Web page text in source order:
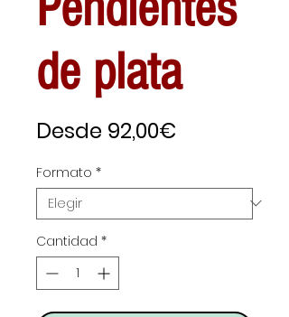
de plata
Desde 92,00€
oferta
Formato *
Cantidad *